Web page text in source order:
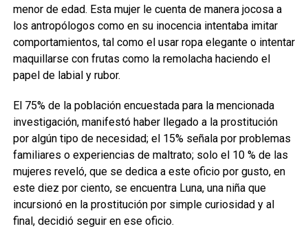
menor de edad. Esta mujer le cuenta de manera jocosa a
los antropólogos como en su inocencia intentaba imitar
comportamientos, tal como el usar ropa elegante o intentar
maquillarse con frutas como la remolacha haciendo el
papel de labial y rubor.
El 75% de la población encuestada para la mencionada
investigación, manifestó haber llegado a la prostitución
por algún tipo de necesidad; el 15% señala por problemas
familiares o experiencias de maltrato; solo el 10 % de las
mujeres reveló, que se dedica a este oficio por gusto, en
este diez por ciento, se encuentra Luna, una niña que
incursionó en la prostitución por simple curiosidad y al
final, decidió seguir en ese oficio.